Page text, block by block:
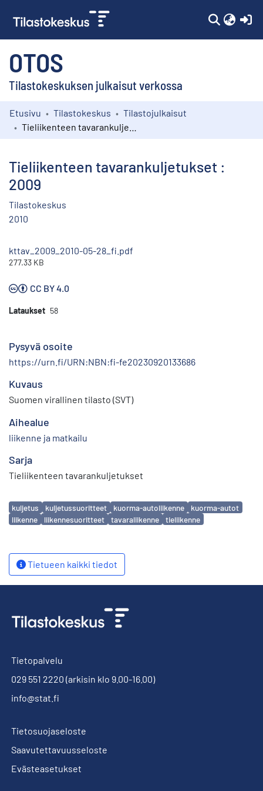
OTOS
Tilastokeskuksen julkaisut verkossa
Kokoelmat
Etusivu Tilastokeskus
Tilastojulkaisut
Tieliikenteen tavarankuljetukset :
2009
Tilastokeskus
2010
kttav_2009_2010-05-28_fi.pdf
277.33 KB
CC BY 4.0
Lataukset 58
Pysyvä osoite
https://urn.fi/URN:NBN:fi-fe20230920133686
Kuvaus
Suomen virallinen tilasto (SVT)
Aihealue
liikenne ja matkailu
Sarja
Tieliikenteen tavarankuljetukset
Avainsanat
kuljetus kuljetussuoritteet kuorma-autoliikenne
kuorma-autot
liikenne
liikennesuoritteet tavaraliikenne tieliikenne
Tietueen kaikki tiedot
Tietopalvelu
029 551 2220 (arkisin klo 9.00-16.00)
info@stat.fi
Tietosuojaseloste
Saavutettavuusseloste
Evästeasetukset